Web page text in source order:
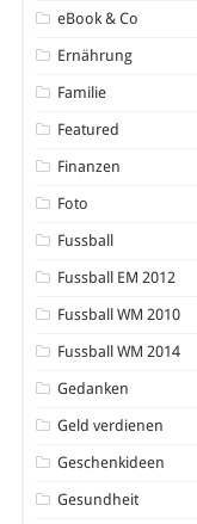
eBook & Co
Ernährung
Familie
Featured
Finanzen
Foto
Fussball
Fussball EM 2012
Fussball WM 2010
Fussball WM 2014
Gedanken
Geld verdienen
Geschenkideen
Gesundheit